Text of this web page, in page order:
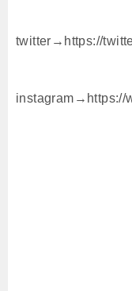
twitter→https://
instagram→https://